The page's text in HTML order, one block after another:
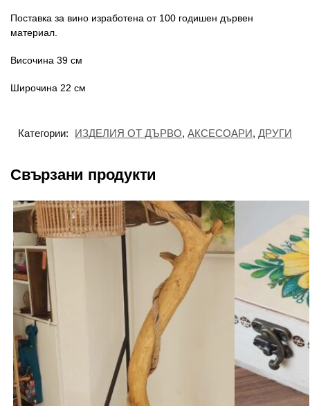
Поставка за вино изработена от 100 годишен дървен
материал.
Височина 39 см
Широчина 22 см
Категории: ИЗДЕЛИЯ ОТ ДЪРВО, АКСЕСОАРИ, ДРУГИ
Свързани продукти